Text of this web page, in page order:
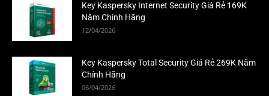
Key Kaspersky Internet Security Giá Rẻ 169K
Năm Chính Hãng
12/04/2026
Key Kaspersky Total Security Giá Rẻ 269K Năm
Chính Hãng
06/04/2026